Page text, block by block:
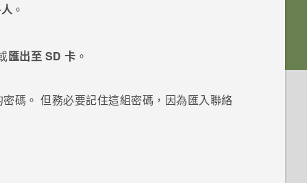
。
匯出至 SD 卡 。
密碼。但務必要記住這組密碼，因為匯入聯絡